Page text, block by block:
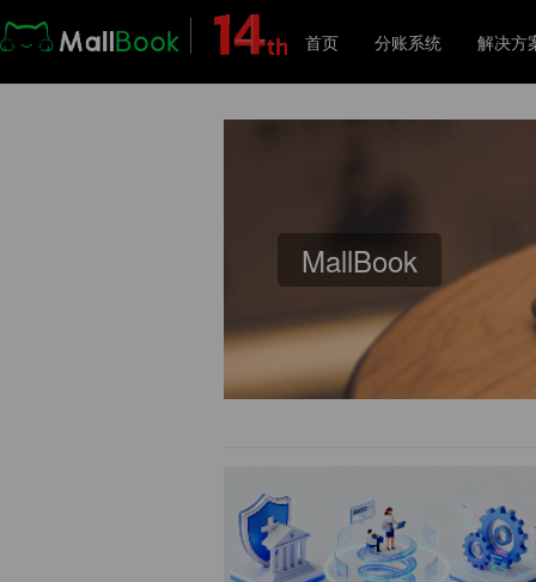
首页 分账系统 解决方
MallBook